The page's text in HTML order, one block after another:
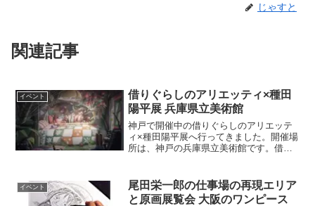
じゃすと
関連記事
イベント
借りぐらしのアリエッティ×種田
陽平展 兵庫県立美術館
神戸で開催中の借りぐらしのアリエッテ
ィ×種田陽平展へ行ってきました。開催場
所は、神戸の兵庫県立美術館です。借り
す。自分はアリエッティの映画を観てな
いのでアリエッティのこと...
イベント
尾田栄一郎の仕事場の再現エリア
と原画展覧会 大阪のワンピース